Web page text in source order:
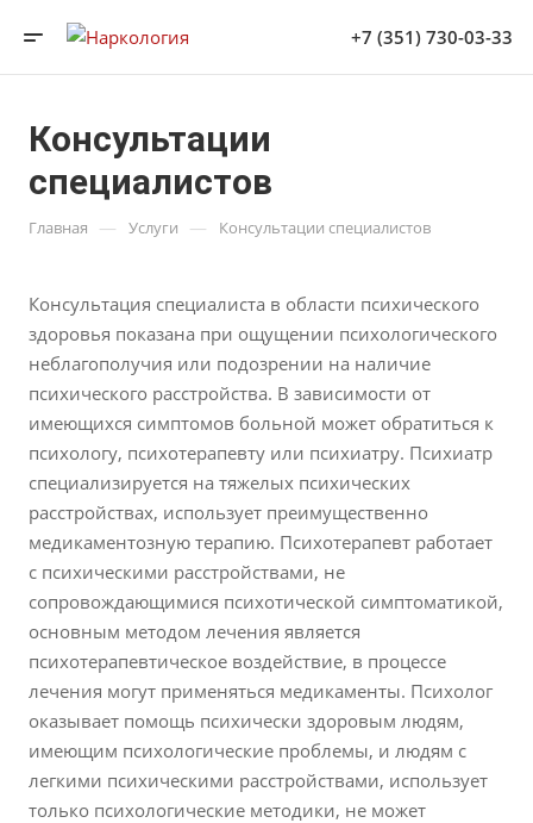
+7 (351) 730-03-33
Консультации
специалистов
Главная — Услуги — Консультации специалистов
Консультация специалиста в области психического
здоровья показана при ощущении психологического
неблагополучия или подозрении на наличие
психического расстройства. В зависимости от
имеющихся симптомов больной может обратиться к
психологу, психотерапевту или психиатру. Психиатр
специализируется на тяжелых психических
расстройствах, использует преимущественно
медикаментозную терапию. Психотерапевт работает
с психическими расстройствами, не
сопровождающимися психотической симптоматикой,
основным методом лечения является
психотерапевтическое воздействие, в процессе
лечения могут применяться медикаменты. Психолог
оказывает помощь психически здоровым людям,
имеющим психологические проблемы, и людям с
легкими психическими расстройствами, использует
только психологические методики, не может